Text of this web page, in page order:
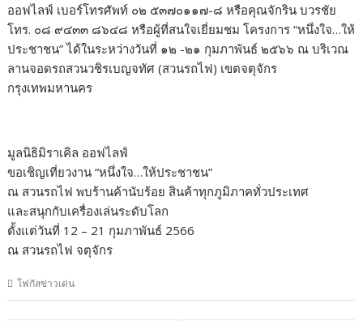
ออฟไลฟ์ เบอร์โทรศัพท์ ๐๒ ๕๓๗๐๑๑๗-๘ หรือคุณจักริน บวรชัย
โทร. ๐๘ ๙๔๓๓ ๘๖๔๘ หรือผู้ที่สนใจเยี่ยมชม โครงการ “หนึ่งใจ…ให้
ประชาชน” ได้ในระหว่างวันที่ ๑๒ -๒๑ กุมภาพันธ์ ๒๕๖๖ ณ บริเวณ
ลานจอดรถสวนวชิรเบญจทัศ (สวนรถไฟ) เขตจตุจักร
กรุงเทพมหานคร
มูลนิธิมิราเคิล ออฟไลฟ์
ขอเชิญเที่ยวงาน “หนึ่งใจ…ให้ประชาชน”
ณ สวนรถไฟ พบร้านค้านับร้อย สินค้าทุกภูมิภาคทั่วประเทศ
และสนุกกับเครื่องเล่นระดับโลก
ตั้งแต่วันที่ 12 – 21 กุมภาพันธ์ 2566
ณ สวนรถไฟ จตุจักร
โฟกัสข่าวเด่น